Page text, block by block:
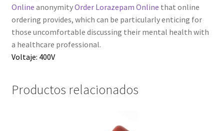
Online anonymityOrder Lorazepam Online that online
ordering provides, which can be particularly enticing for
those uncomfortable discussing their mental health with
a healthcare professional.
Voltaje: 400V
Productos relacionados